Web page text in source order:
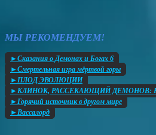
МЫ РЕКОМЕНДУЕМ!
►Сказания о Демонах и Богах 6
►Смертельная игра мёртвой горы
►ПЛОД ЭВОЛЮЦИИ
►КЛИНОК, РАССЕКАЮЩИЙ ДЕМОНОВ:
►Горячий источник в другом мире
►Вассалорд